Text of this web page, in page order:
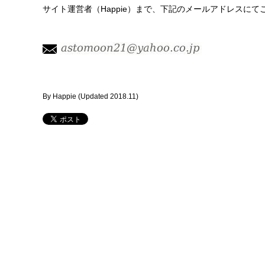
サイト運営者（Happie）まで、下記のメールアドレスにて
By Happie (Updated 2018.11 )